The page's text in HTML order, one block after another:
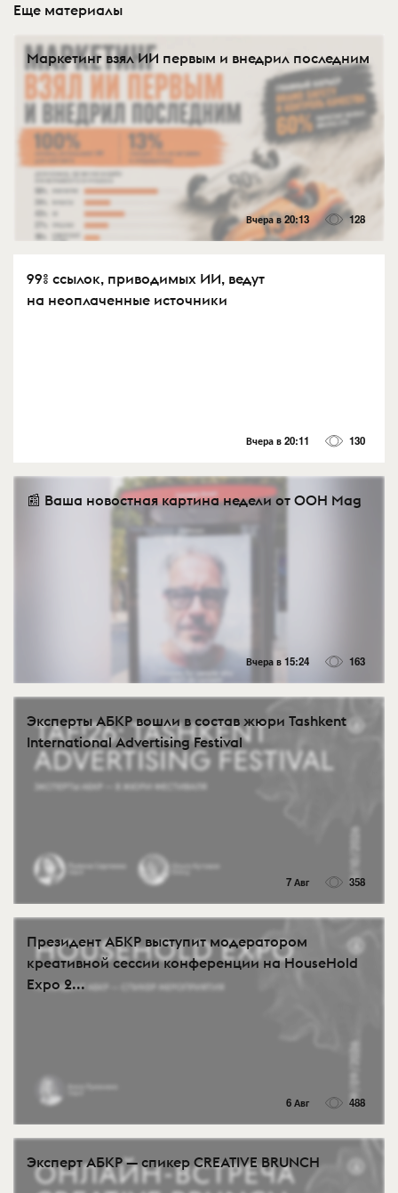
Еще материалы
Маркетинг взял ИИ первым и внедрил последним
Вчера в 20:13 128
99% ссылок, приводимых ИИ, ведут
на неоплаченные источники
Вчера в 20:11 130
📰 Ваша новостная картина недели от OOH Mag
Вчера в 15:24 163
Эксперты АБКР вошли в состав жюри Tashkent
International Advertising Festival
7 Авг 358
Президент АБКР выступит модератором
креативной сессии конференции на HouseHold
Expo 2...
6 Авг 488
Эксперт АБКР — спикер CREATIVE BRUNCH